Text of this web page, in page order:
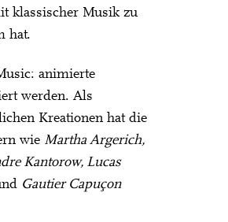
klassischer Musik zu
hat.
animierte
werden. Als
Kreationen hat die
wie Martha Argerich,
Kantorow, Lucas
Gautier Capuçon